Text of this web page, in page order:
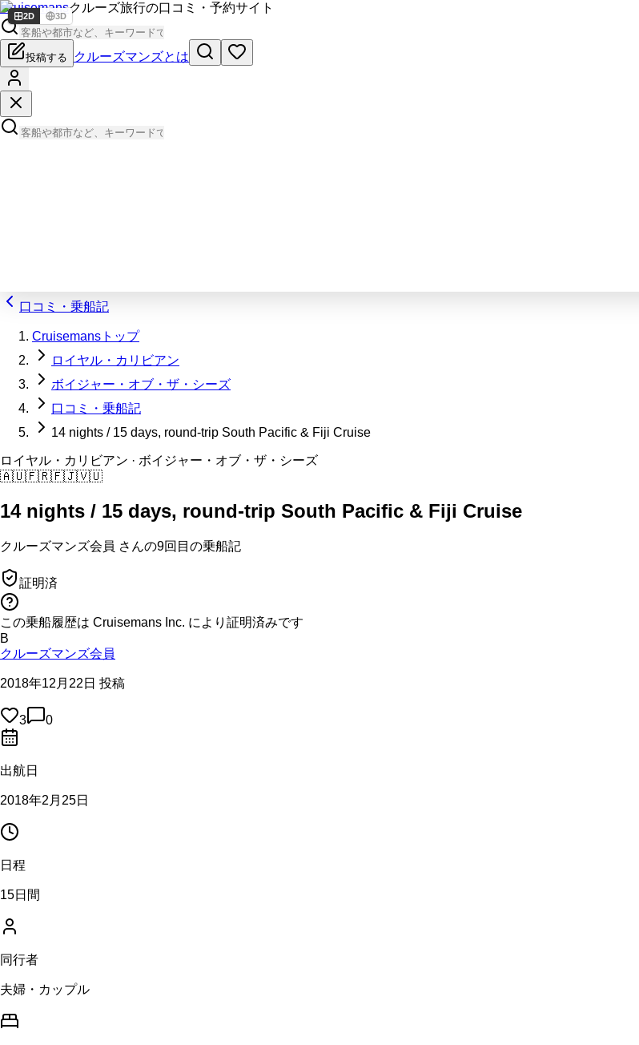
Cruisemansクルーズ旅行の口コミ・予約サイト
投稿する クルーズマンズとは
口コミ・乗船記
Cruisemansトップ
ロイヤル・カリビアン
ボイジャー・オブ・ザ・シーズ
口コミ・乗船記
14 nights / 15 days, round-trip South Pacific & Fiji Cruise
ロイヤル・カリビアン · ボイジャー・オブ・ザ・シーズ
🇦🇺🇫🇷🇫🇯🇻🇺
14 nights / 15 days, round-trip South Pacific & Fiji Cruise
クルーズマンズ会員 さんの9回目の乗船記
証明済
この乗船履歴は Cruisemans Inc. により証明済みです
B
クルーズマンズ会員
2018年12月22日 投稿
3 0
出航日
2018年2月25日
日程
15日間
同行者
夫婦・カップル
2D 3D